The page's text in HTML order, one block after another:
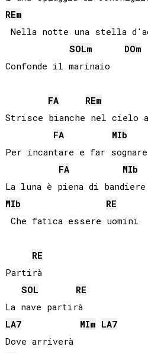
REm
Nella notte una stella
SOLm DOm
FA REm
Strisce bianche nel cielo
FA
MIb
Per incantare e far
FA
MIb
MIb
RE
RE
Partirà
SOL
RE
La nave partirà
LA7 MIm LA7
Dove arriverà